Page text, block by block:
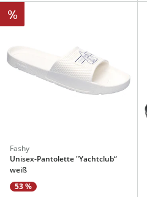
%
Fashy
Unisex-Pantolette "Yachtclub“
weiß
53 %